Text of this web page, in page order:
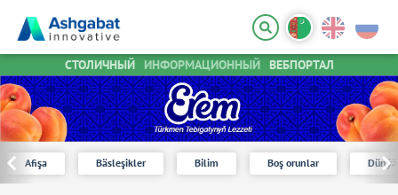
СТОЛИЧНЫЙ ИНФОРМАЦИОННЫЙ ВЕБПОРТАЛ
Afişa Bäsleşikler Bilim Boş orunlar